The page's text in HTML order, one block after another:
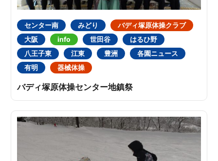
センター南 みどり
バディ塚原体操クラブ
大阪
info 世田谷
はるひ野
八王子東
江東 豊洲
各園ニュース
有明
器械体操
バディ塚原体操センター地鎮祭